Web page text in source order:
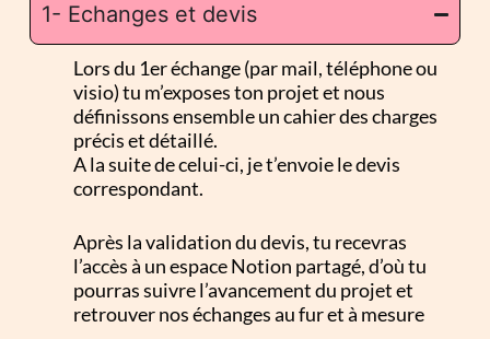
Processus de création :
1- Echanges et devis
Lors du 1er échange (par mail, téléphone ou
visio) tu m’exposes ton projet et nous
définissons ensemble un cahier des charges
précis et détaillé.
A la suite de celui-ci, je t’envoie le devis
correspondant.
Après la validation du devis, tu recevras
l’accès à un espace Notion partagé, d’où tu
pourras suivre l’avancement du projet et
retrouver nos échanges au fur et à mesure